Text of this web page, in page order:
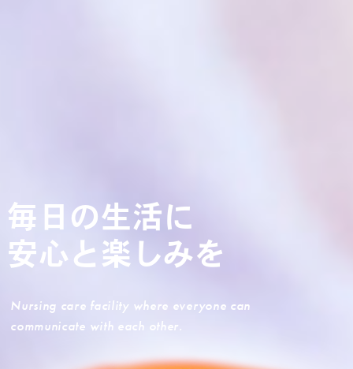
毎日の生活に
安心と楽しみを
Nursing care facility where everyone can
communicate with each other.